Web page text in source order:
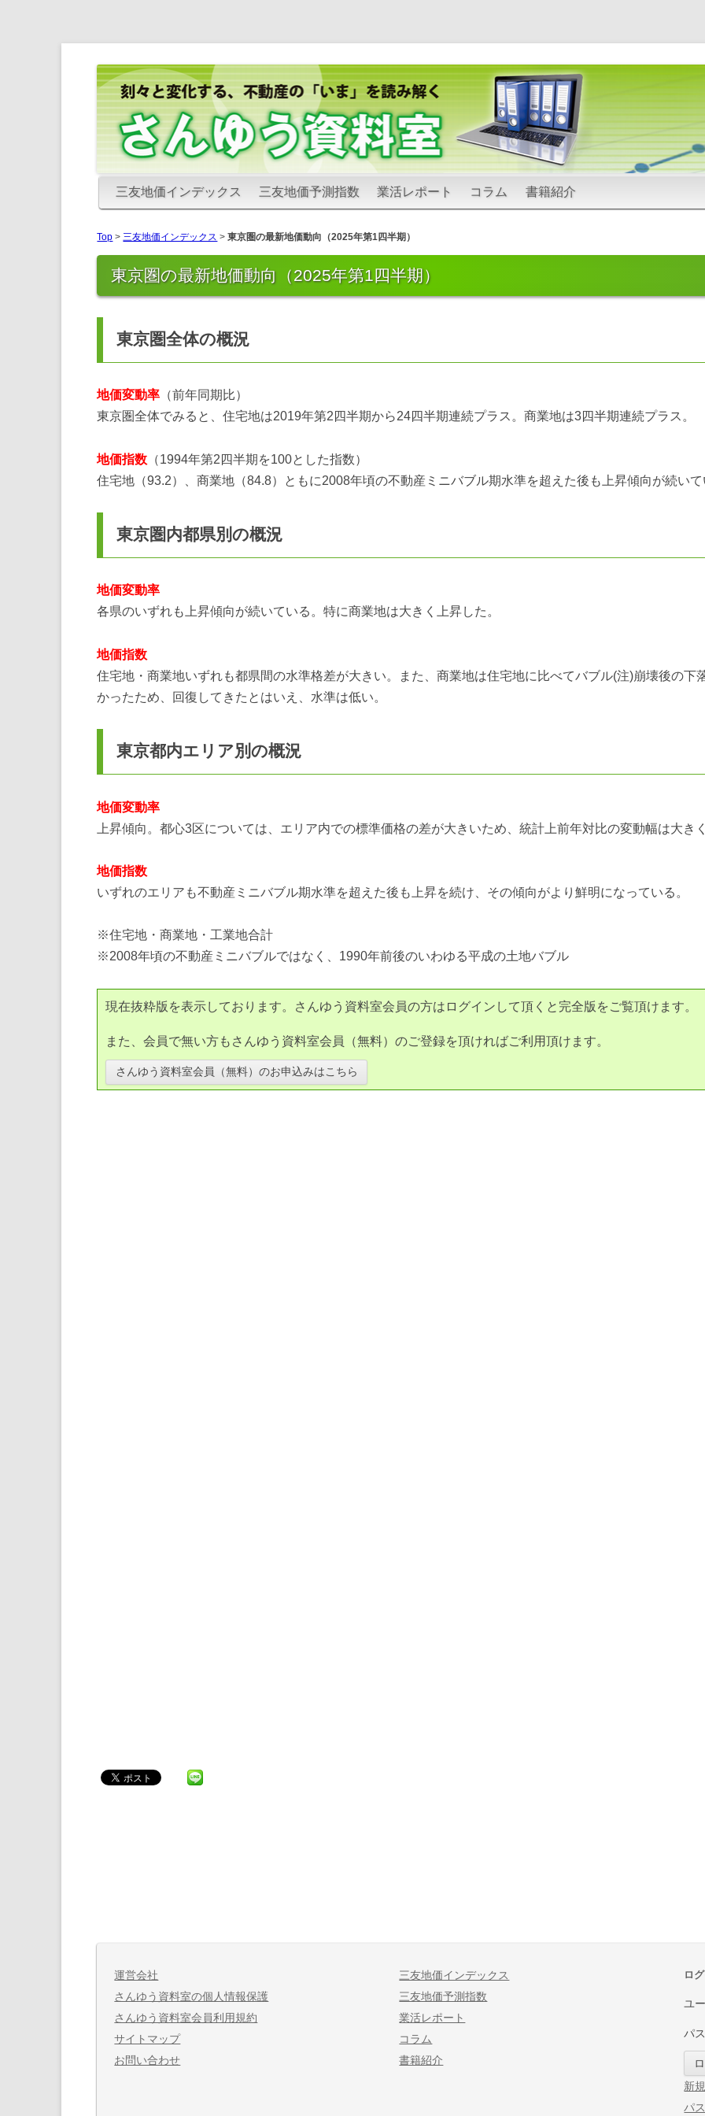
さんゆう資料室
ン
テ
ス
プ
三友地価インデックス 三友地価予測指数 業活レポート コラム 書籍紹介
Top >三友地価インデックス >東京圏の最新地価動向（2025年第1四半期）
東京圏の最新地価動向（2025年第1四半期）
東京圏全体の概況
地価変動率 （前年同期比）
東京圏全体でみると、住宅地は2019年第2四半期から24四半期連続プラス。商業地は3四半期連続プラス。
地価指数 （1994年第2四半期を100とした指数）
住宅地（93.2）、商業地（84.8）ともに2008年頃の不動産ミニバブル期水準を超えた後も上昇傾向が続い
東京圏内都県別の概況
地価変動率
各県のいずれも上昇傾向が続いている。特に商業地は大きく上昇した。
地価指数
住宅地・商業地いずれも都県間の水準格差が大きい。また、商業地は住宅地に比べてバブル(注)崩壊後の下
かったため、回復してきたとはいえ、水準は低い。
東京都内エリア別の概況
地価変動率
上昇傾向。都心3区については、エリア内での標準価格の差が大きいため、統計上前年対比の変動幅は大き
地価指数
いずれのエリアも不動産ミニバブル期水準を超えた後も上昇を続け、その傾向がより鮮明になっている。
※住宅地・商業地・工業地合計
※2008年頃の不動産ミニバブルではなく、1990年前後のいわゆる平成の土地バブル
現在抜粋版を表示しております。さんゆう資料室会員の方はログインして頂くと完全版をご覧頂けます。
また、会員で無い方もさんゆう資料室会員（無料）のご登録を頂ければご利用頂けます。
運営会社
さんゆう資料室の個人情報保護
さんゆう資料室会員利用規約
サイトマップ
お問い合わせ
三友地価インデックス
三友地価予測指数
業活レポート
コラム
書籍紹介
ロ
ユ
パ
新
パ